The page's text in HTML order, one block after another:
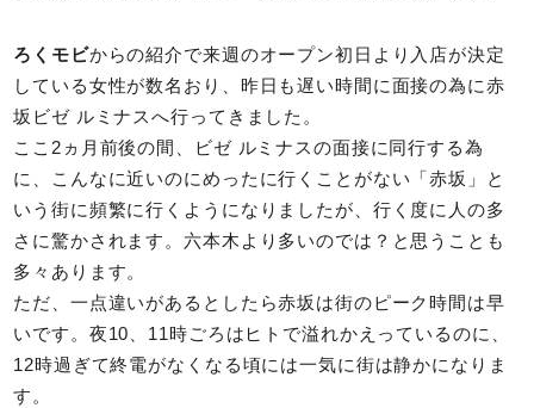
ろくモビからの紹介で来週のオープン初日より入店が決定
している女性が数名おり、昨日も遅い時間に面接の為に赤
坂ビゼ ルミナスへ行ってきました。
ここ2ヵ月前後の間、ビゼ ルミナスの面接に同行する為
に、こんなに近いのにめったに行くことがない「赤坂」と
いう街に頻繁に行くようになりましたが、行く度に人の多
さに驚かされます。六本木より多いのでは？と思うことも
多々あります。
ただ、一点違いがあるとしたら赤坂は街のピーク時間は早
いです。夜10、11時ごろはヒトで溢れかえっているのに、
12時過ぎて終電がなくなる頃には一気に街は静かになりま
す。